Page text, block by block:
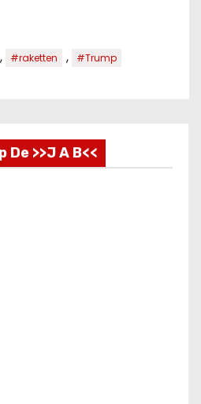
, #raketten , #Trump
De >>J A B<<